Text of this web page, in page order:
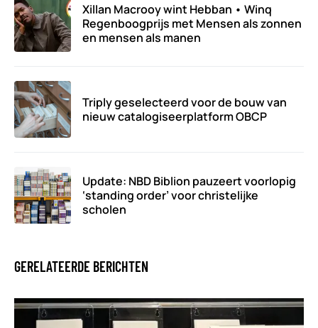
Xillan Macrooy wint Hebban • Winq
Regenboogprijs met Mensen als zonnen
en mensen als manen
Triply geselecteerd voor de bouw van
nieuw catalogiseerplatform OBCP
Update: NBD Biblion pauzeert voorlopig
‘standing order’ voor christelijke
scholen
GERELATEERDE BERICHTEN